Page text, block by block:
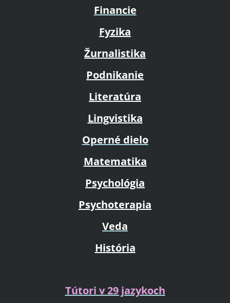
Financie
Fyzika
Žurnalistika
Podnikanie
Literatúra
Lingvistika
Operné dielo
Matematika
Psychológia
Psychoterapia
Veda
História
Tútori v 29 jazykoch